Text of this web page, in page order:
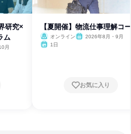
研究×
ム
月
【夏開催】物流仕事理解コ
オンライン
2026年8月・9月
1日
お気に入り